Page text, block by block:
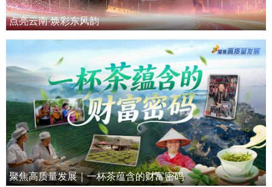
点亮云南·焕彩东风韵
聚焦高质量发展｜一杯茶蕴含的财富密码